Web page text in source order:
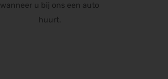
wanneer u bij ons een auto
huurt.